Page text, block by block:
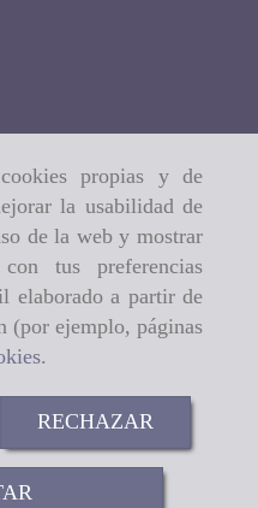
propias y de
la usabilidad de
de la web y mostrar
tus preferencias
elaborado a partir de
(por ejemplo, páginas
.
RECHAZAR